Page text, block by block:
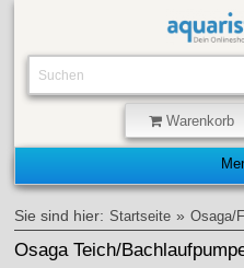
Sie sind hier: Startseite » Osaga/
Osaga Teich/